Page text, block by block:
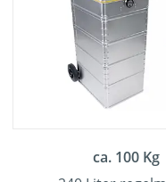
ca. 100 Kg